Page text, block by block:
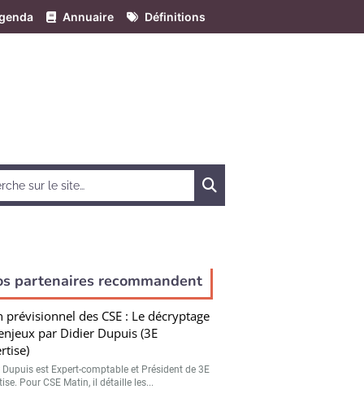
Annuaire Définitions
partenaires recommandent
prévisionnel des CSE : Le décryptage
par Didier Dupuis (3E
Dupuis est Expert-comptable et Président de 3E
Pour CSE Matin, il détaille les...